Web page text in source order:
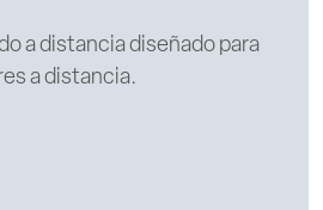
a distancia diseñado para
a distancia.